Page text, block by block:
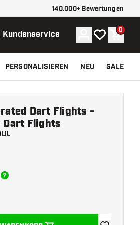
140.000+ Bewertungen
Kundenservice Konto
Meine 0
PERSONALISIEREN NEU SALE
Dart Flights -
Dart Flights